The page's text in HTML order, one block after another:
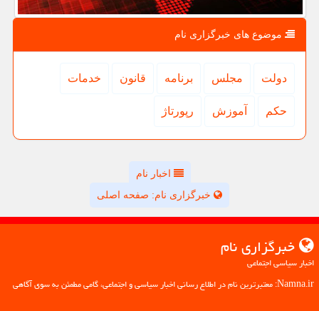
موضوع های خبرگزاری نام
دولت مجلس برنامه قانون خدمات
حكم آموزش رپورتاژ
اخبار نام
خبرگزاری نام: صفحه اصلی
خبرگزاری نام
اخبار سیاسی اجتماعی
Namna.ir: معتبرترین نام در اطلاع رسانی اخبار سیاسی و اجتماعی، گامی مطمئن به سوی آگاهی